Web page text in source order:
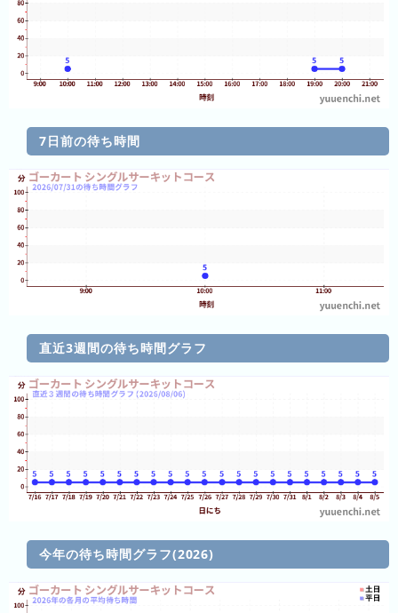
グ
直
近
３
日
2
前
前
4
前
5
日
7日前の待ち時間
直近3週間の待ち時間グラフ
今年の待ち時間グラフ(2026)